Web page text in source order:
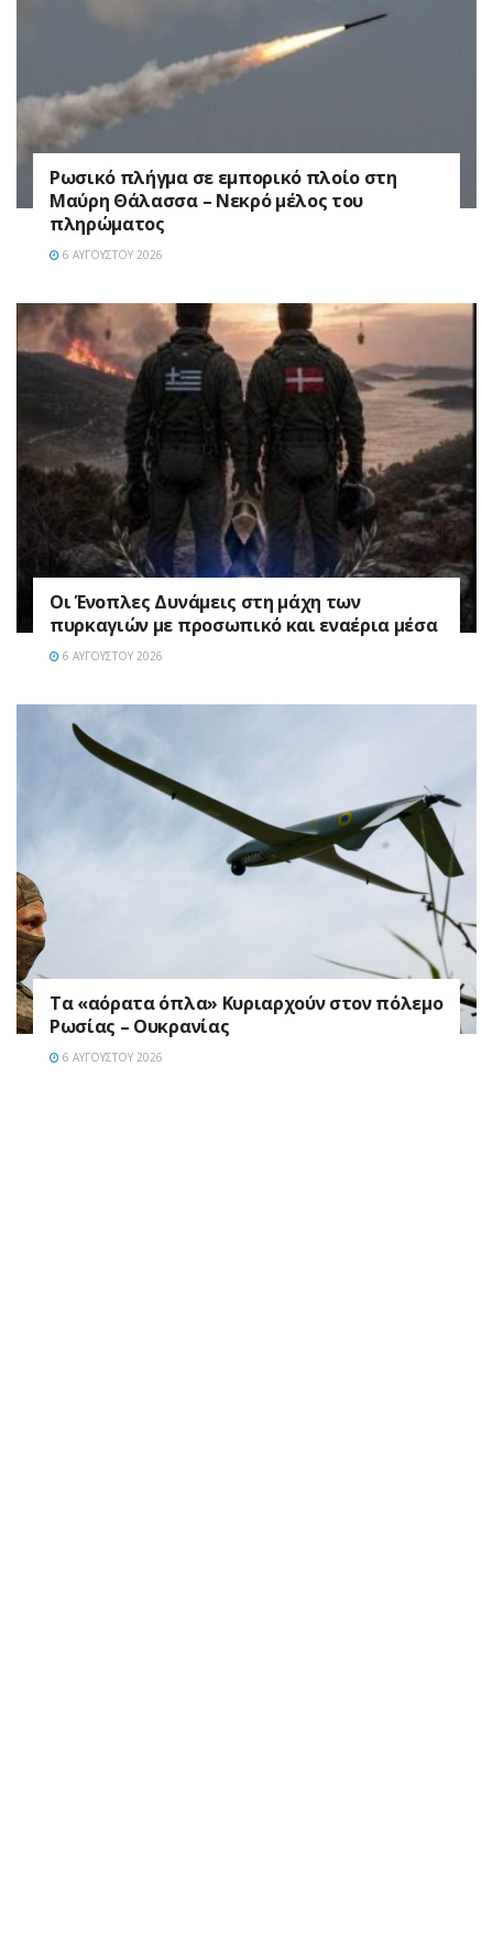
Ρωσικό πλήγμα σε εμπορικό πλοίο στη
Μαύρη Θάλασσα – Νεκρό μέλος του
πληρώματος
6 ΑΥΓΟΎΣΤΟΥ 2026
Οι Ένοπλες Δυνάμεις στη μάχη των
πυρκαγιών με προσωπικό και εναέρια μέσα
6 ΑΥΓΟΎΣΤΟΥ 2026
Τα «αόρατα όπλα» Κυριαρχούν στον πόλεμο
Ρωσίας – Ουκρανίας
6 ΑΥΓΟΎΣΤΟΥ 2026